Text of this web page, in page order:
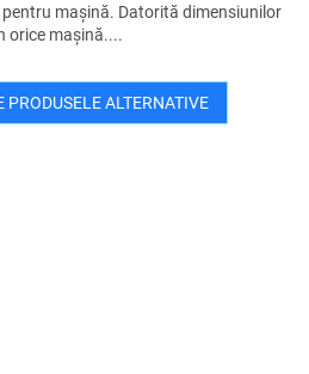
mașină. Datorită dimensiunilor
orice mașină....
PRODUSELE ALTERNATIVE